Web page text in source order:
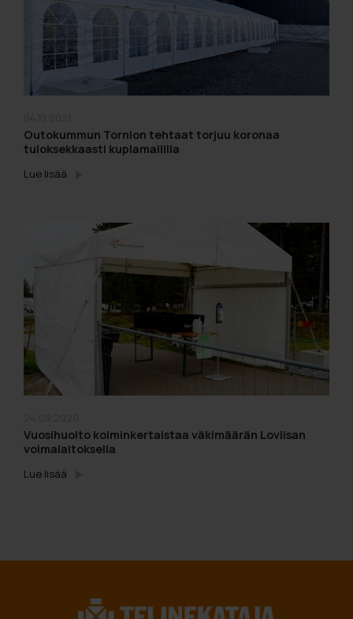
Outokummun Tornion tehtaat torjuu koronaa
tuloksekkaasti kuplamallilla
Lue lisää
Vuosihuolto kolminkertaistaa väkimäärän Loviisan
voimalaitoksella
Lue lisää